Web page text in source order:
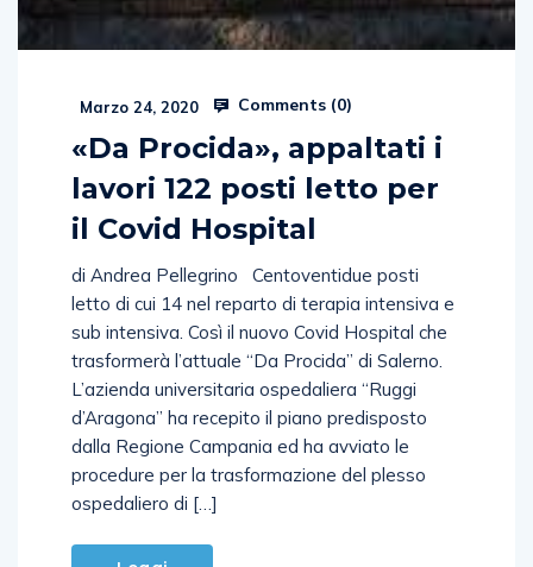
Marzo 24, 2020 Comments (0)
«Da Procida», appaltati i
lavori 122 posti letto per
il Covid Hospital
di Andrea Pellegrino Centoventidue posti
letto di cui 14 nel reparto di terapia intensiva e
sub intensiva. Così il nuovo Covid Hospital che
trasformerà l’attuale “Da Procida” di Salerno.
L’azienda universitaria ospedaliera “Ruggi
d’Aragona” ha recepito il piano predisposto
dalla Regione Campania ed ha avviato le
procedure per la trasformazione del plesso
ospedaliero di […]